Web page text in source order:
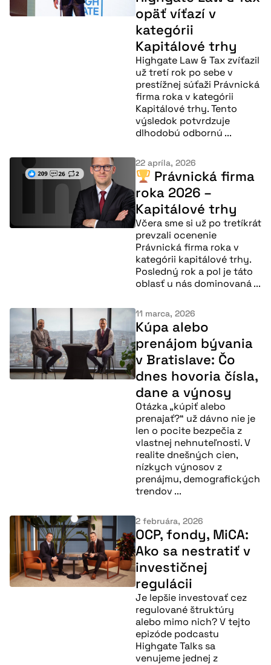
opäť víťazí v
kategórii
Kapitálové trhy
Highgate Law & Tax zvíťazil
už tretí rok po sebe v
prestížnej súťaži Právnická
firma roka v kategórii
Kapitálové trhy. Tento
výsledok potvrdzuje
dlhodobú odbornú ...
22 apríla, 2026
Právnická firma
roka 2026 –
Kapitálové trhy
Včera sme si už po tretíkrát
prevzali ocenenie
Právnická firma roka v
kategórii kapitálové trhy.
Posledný rok a pol je táto
oblasť u nás dominovaná ...
11 marca, 2026
Kúpa alebo
prenájom bývania
v Bratislave: Čo
dnes hovoria čísla,
dane a výnosy
Otázka „kúpiť alebo
prenajať?“ už dávno nie je
len o pocite bezpečia z
vlastnej nehnuteľnosti. V
realite dnešných cien,
nízkych výnosov z
prenájmu, demografických
trendov ...
2 februára, 2026
OCP, fondy, MiCA:
Ako sa nestratiť v
investičnej
regulácii
Je lepšie investovať cez
regulované štruktúry
alebo mimo nich? V tejto
epizóde podcastu
Highgate Talks sa
venujeme jednej z
Nepremeškajte
našu pripravovanú
konferenciu